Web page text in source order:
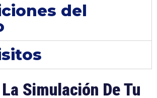
del
Simulación De Tu